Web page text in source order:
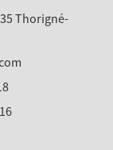
Thorigné-